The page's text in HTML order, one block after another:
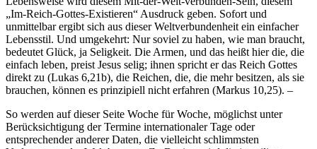
„Im-Reich-Gottes-Existieren“ Ausdruck geben. Sofort und
unmittelbar ergibt sich aus dieser Weltverbundenheit ein einfacher
Lebensstil. Und umgekehrt: Nur soviel zu haben, wie man braucht,
bedeutet Glück, ja Seligkeit. Die Armen, und das heißt hier die, die
einfach leben, preist Jesus selig; ihnen spricht er das Reich Gottes
direkt zu (Lukas 6,21b), die Reichen, die, die mehr besitzen, als sie
brauchen, können es prinzipiell nicht erfahren (Markus 10,25). –
So werden auf dieser Seite Woche für Woche, möglichst unter
Berücksichtigung der Termine internationaler Tage oder
entsprechender anderer Daten, die vielleicht schlimmsten